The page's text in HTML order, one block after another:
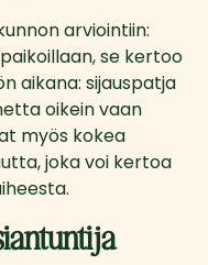
arviointiin:
se kertoo
aikana: sijauspatja
oikein vaan
myös kokea
joka voi kertoa